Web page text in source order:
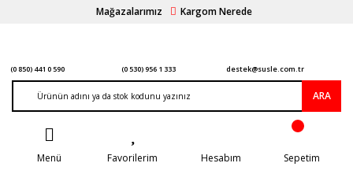
Mağazalarımız Kargom Nerede
(0 850) 441 0 590 (0 530) 956 1 333 destek@susle.com.tr
ARA
Menü Favorilerim Hesabım Sepetim